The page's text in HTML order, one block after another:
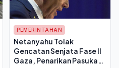
PEMERINTAHAN
Netanyahu Tolak
Gencatan Senjata Fase II
Gaza, Penarikan Pasukan